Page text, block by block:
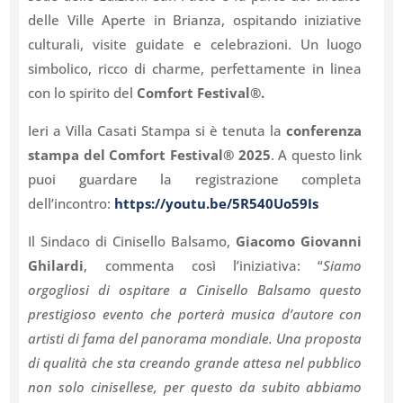
delle Ville Aperte in Brianza, ospitando iniziative
culturali, visite guidate e celebrazioni. Un luogo
simbolico, ricco di charme, perfettamente in linea
con lo spirito del Comfort Festival®.
Ieri a Villa Casati Stampa si è tenuta laconferenza
stampa del Comfort Festival® 2025. A questo link
puoi guardare la registrazione completa
dell’incontro: https://youtu.be/5R540Uo59Is
Il Sindaco di Cinisello Balsamo, Giacomo Giovanni
Ghilardi, commenta così l’iniziativa: “Siamo
orgogliosi di ospitare a Cinisello Balsamo questo
prestigioso evento che porterà musica d’autore con
artisti di fama del panorama mondiale. Una proposta
di qualità che sta creando grande attesa nel pubblico
non solo cinisellese, per questo da subito abbiamo